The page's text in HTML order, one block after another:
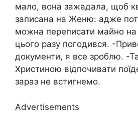
мало, вона зажадала, щоб
записана на Женю: адже
можна переписати майно на
цього разу погодився. -
документи, я все зроблю. -
Христиною відпочивати
зараз не встигнемо.
Advertisements